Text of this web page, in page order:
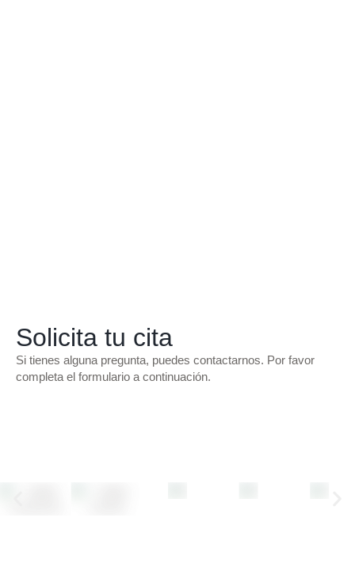
Solicita tu cita
Si tienes alguna pregunta, puedes contactarnos. Por favor
completa el formulario a continuación.